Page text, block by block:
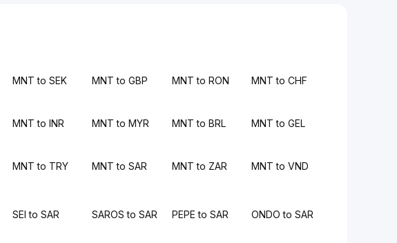
MNT to SEK MNT to GBP MNT to RON MNT to CHF
MNT to INR MNT to MYR MNT to BRL MNT to GEL
MNT to TRY MNT to SAR MNT to ZAR MNT to VND
SEI to SAR SAROS to SAR PEPE to SAR ONDO to SAR